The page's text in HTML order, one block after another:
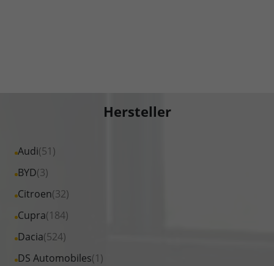
Hersteller
Audi(51)
Alle
Fahrzeuge
Audi
anzeigen
BYD(3)
Alle
Fahrzeuge
BYD
anzeigen
Citroen(32)
Alle
Fahrzeuge
Citroen
anzeigen
Cupra(184)
Alle
Fahrzeuge
Dacia(524)
Alle
Fahrzeuge
DS Automobiles(1)
Alle